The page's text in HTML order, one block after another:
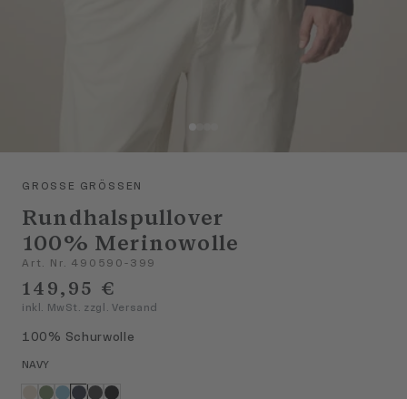
GROSSE GRÖSSEN
Rundhalspullover
100% Merinowolle
Art. Nr. 490590-399
149,95 €
inkl. MwSt. zzgl. Versand
100% Schurwolle
NAVY